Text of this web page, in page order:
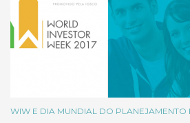
WIW E DIA MUNDIAL DO PLANEJAMENTO